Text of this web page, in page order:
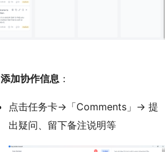
添加协作信息 ：
点击任务卡→「Comments」→ 提
出疑问、留下备注说明等